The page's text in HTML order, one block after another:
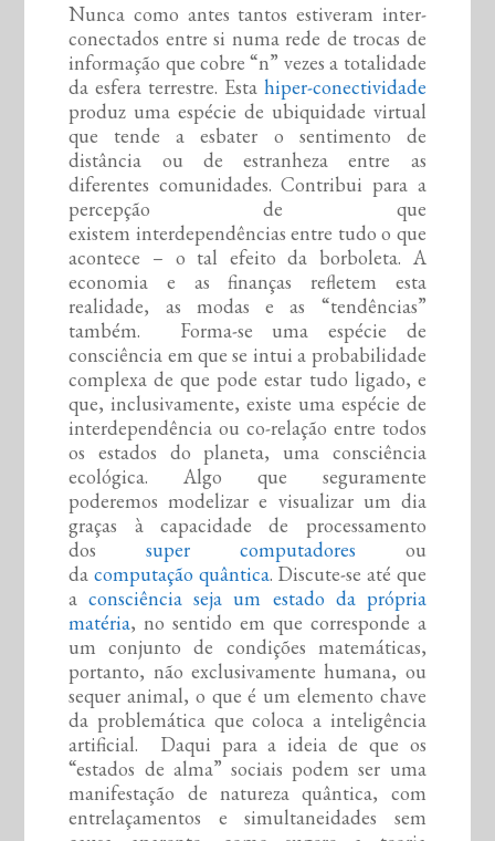
Nunca como antes tantos estiveram inter-
conectados entre si numa rede de trocas de
informação que cobre “n” vezes a totalidade
da esfera terrestre. Esta hiper-conectividade
produz uma espécie de ubiquidade virtual
que tende a esbater o sentimento de
distância ou de estranheza entre as
diferentes comunidades. Contribui para a
percepção de que
existem interdependências entre tudo o que
acontece – o tal efeito da borboleta. A
economia e as finanças refletem esta
realidade, as modas e as “tendências”
também. Forma-se uma espécie de
consciência em que se intui a probabilidade
complexa de que pode estar tudo ligado, e
que, inclusivamente, existe uma espécie de
interdependência ou co-relação entre todos
os estados do planeta, uma consciência
ecológica. Algo que seguramente
poderemos modelizar e visualizar um dia
graças à capacidade de processamento
dossuper computadores ou
dacomputação quântica. Discute-se até que
aconsciência seja um estado da própria
matéria, no sentido em que corresponde a
um conjunto de condições matemáticas,
portanto, não exclusivamente humana, ou
sequer animal, o que é um elemento chave
da problemática que coloca a inteligência
artificial. Daqui para a ideia de que os
“estados de alma” sociais podem ser uma
manifestação de natureza quântica, com
entrelaçamentos e simultaneidades sem